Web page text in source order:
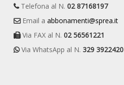
Telefona al N. 02 87168197
Email a abbonamenti@sprea.it
Via FAX al N. 02 56561221
Via WhatsApp al N. 329 3922420